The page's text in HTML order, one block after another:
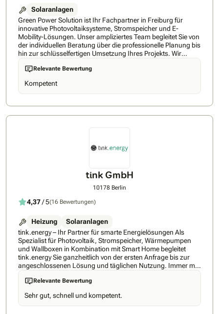
Solaranlagen
Green Power Solution ist Ihr Fachpartner in Freiburg für
innovative Photovoltaiksysteme, Stromspeicher und E-
Mobility-Lösungen. Unser ampliziertes Team begleitet Sie von
der individuellen Beratung über die professionelle Planung bis
hin zur schlüsselfertigen Umsetzung Ihres Projekts. Wir
setzen auf zukunftssichere Technologien und hochwertige
Komponenten, um Ihnen einen maximalen Eigenverbrauch
Energiepreisen zu ermöglichen. Neben modernen
Photovoltaikanlagen bieten wir Ihnen auch energieeffiziente
Erfahrung und starken Partnerschaften können wir Projekte
Gewerbekunden und Kommunen. Unser Ziel ist es,
nachhaltige Energiekonzepte zu entwickeln, die Umwelt und
ganzheitlicher Betreuung und einem Ansprechpartner für Ihr
gesamtes Energiesystem.
Relevante Bewertung
Kompetent
tink GmbH
10178 Berlin
4,37/ 5(16 Bewertungen)
Heizung
Solaranlagen
tink.energy – Ihr Partner für smarte Energielösungen Als
Spezialist für Photovoltaik, Stromspeicher, Wärmepumpen
und Wallboxen in Kombination mit Smart Home begleitet
tink.energy Sie ganzheitlich von der ersten Anfrage bis zur
angeschlossenen Lösung und täglichen Nutzung. Immer mit
dem Anspruch, höchste Qualität mit regionaler Expertise zu
verbinden – für eine Lösung, die langfristig Ihre Energiekosten
senkt und auf Ihre Bedürfnisse abgestimmt ist. So einfach
geht’s mit unserer Nummer-1-Empfehlung: ✅ Persönliche
Begleitung – Sie erhalten einen festen Energieexperten an
Relevante Bewertung
Sehr gut, schnell und kompetent.